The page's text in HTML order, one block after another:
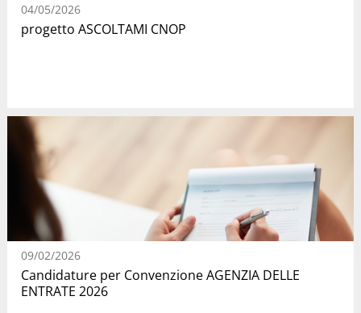
04/05/2026
progetto ASCOLTAMI CNOP
09/02/2026
Candidature per Convenzione AGENZIA DELLE
ENTRATE 2026